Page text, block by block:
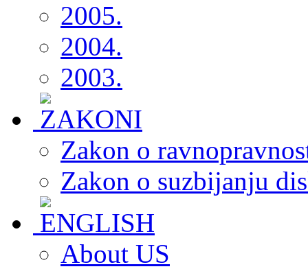
2005.
2004.
2003.
Zakon o
Zakon o suzbijanju
About US